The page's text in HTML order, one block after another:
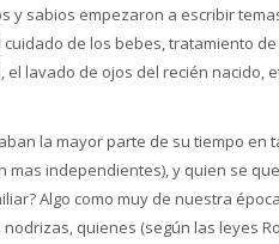
y sabios empezaron a escribir
cuidado de los bebes, tratamiento
lavado de ojos del recién nacido,
la mayor parte de su tiempo
mas independientes), y quien se
Algo como muy de nuestra
quienes (según las leyes